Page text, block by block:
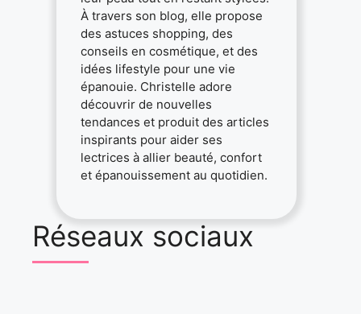
À travers son blog, elle propose
des astuces shopping, des
conseils en cosmétique, et des
idées lifestyle pour une vie
épanouie. Christelle adore
découvrir de nouvelles
tendances et produit des articles
inspirants pour aider ses
lectrices à allier beauté, confort
et épanouissement au quotidien.
Réseaux sociaux